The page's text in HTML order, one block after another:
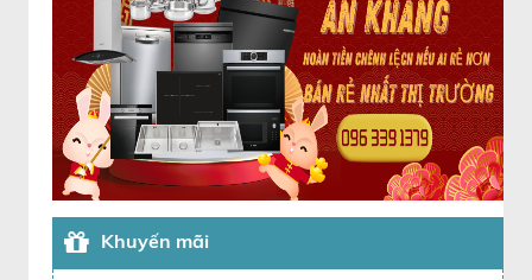
Khuyến mãi